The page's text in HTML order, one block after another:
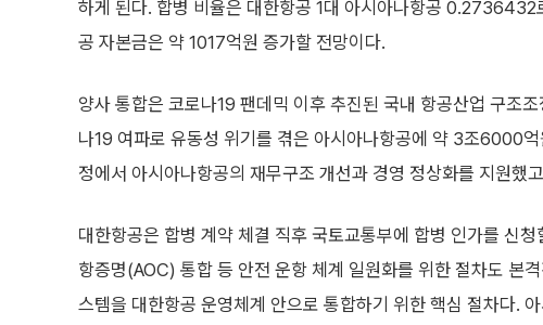
하게 된다. 합병 비율은 대한항공 1대 아시아나항공 0.2736432
공 자본금은 약 1017억원 증가할 전망이다.
양사 통합은 코로나19 팬데믹 이후 추진된 국내 항공산업 구조
나19 여파로 유동성 위기를 겪은 아시아나항공에 약 3조6000
정에서 아시아나항공의 재무구조 개선과 경영 정상화를 지원했
대한항공은 합병 계약 체결 직후 국토교통부에 합병 인가를 신
항증명(AOC) 통합 등 안전 운항 체계 일원화를 위한 절차도 본
스템을 대한항공 운영체계 안으로 통합하기 위한 핵심 절차다.